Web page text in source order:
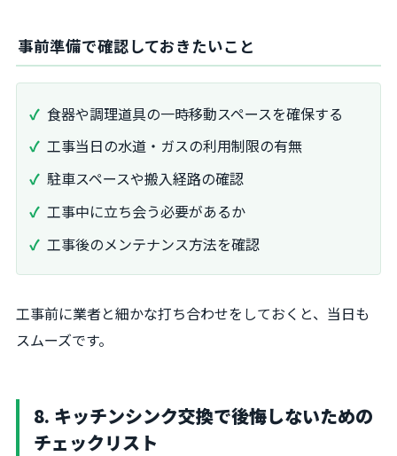
事前準備で確認しておきたいこと
食器や調理道具の一時移動スペースを確保する
工事当日の水道・ガスの利用制限の有無
駐車スペースや搬入経路の確認
工事中に立ち会う必要があるか
工事後のメンテナンス方法を確認
工事前に業者と細かな打ち合わせをしておくと、当日も
スムーズです。
8. キッチンシンク交換で後悔しないための
チェックリスト